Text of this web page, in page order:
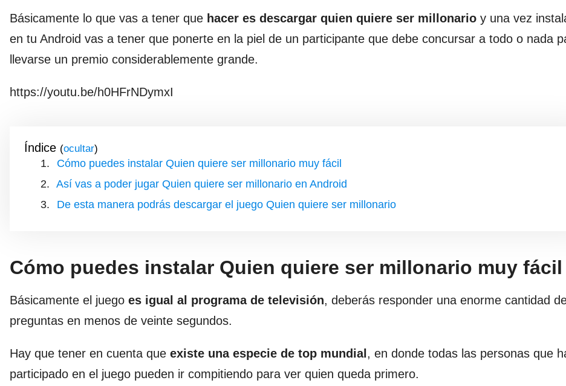
Básicamente lo que vas a tener que hacer es descargar quien quiere ser millonario y una vez
en tu Android vas a tener que ponerte en la piel de un participante que debe concursar a todo o nada
llevarse un premio considerablemente grande.
https://youtu.be/h0HFrNDymxI
Índice ( )
Cómo puedes instalar Quien quiere ser millonario muy fácil
Así vas a poder jugar Quien quiere ser millonario en Android
De esta manera podrás descargar el juego Quien quiere ser millonario
Cómo puedes instalar Quien quiere ser millonario muy fácil
Básicamente el juego es igual al programa de televisión, deberás responder una enorme cantidad
preguntas en menos de veinte segundos.
Hay que tener en cuenta que existe una especie de top mundial , en donde todas las personas que
participado en el juego pueden ir compitiendo para ver quien queda primero.